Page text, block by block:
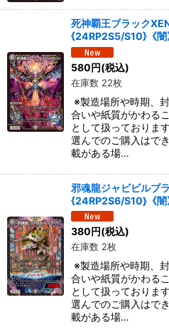
死神覇王ブラック
{24RP2S5/S10}《闇
580円(税込)
在庫数 22枚
※製造場所や時期、
合いや紙質がかわる
として扱っておりま
選んでのご購入はで
載がある場…
邪魂龍ジャビビルブラ
{24RP2S6/S10}《闇
380円(税込)
在庫数 2枚
※製造場所や時期、
合いや紙質がかわる
として扱っておりま
選んでのご購入はで
載がある場…